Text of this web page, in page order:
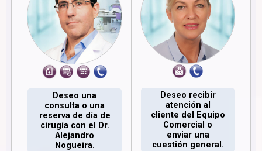
Deseo una
consulta o una
reserva de día de
cirugía con el Dr.
Alejandro
Nogueira.
Deseo recibir
atención al
cliente del Equipo
Comercial o
enviar una
cuestión general.